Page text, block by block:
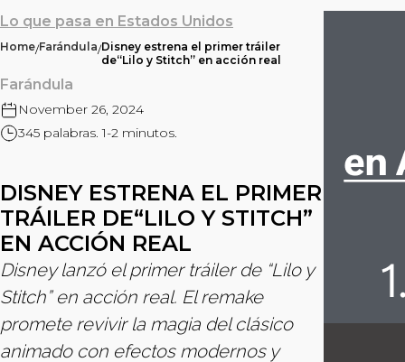
Lo que pasa en Estados Unidos
Home/Farándula/Disney estrena el primer tráiler
de“Lilo y Stitch” en acción real
Farándula
November 26, 2024
345 palabras. 1-2 minutos.
DISNEY ESTRENA EL PRIMER
TRÁILER DE“LILO Y STITCH”
EN ACCIÓN REAL
Disney lanzó el primer tráiler de “Lilo y
Stitch” en acción real. El remake
promete revivir la magia del clásico
animado con efectos modernos y